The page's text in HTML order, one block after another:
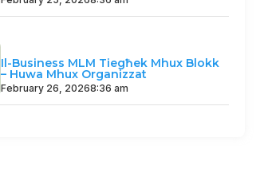
February 26, 20268:36 am
Il-Business MLM Tiegħek Mhux Blokk
– Huwa Mhux Organizzat